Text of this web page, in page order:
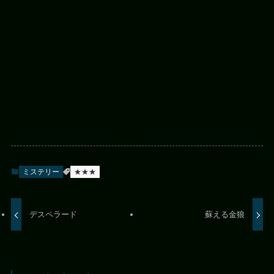
ミステリー ★★★
デスペラード 蘇える金狼